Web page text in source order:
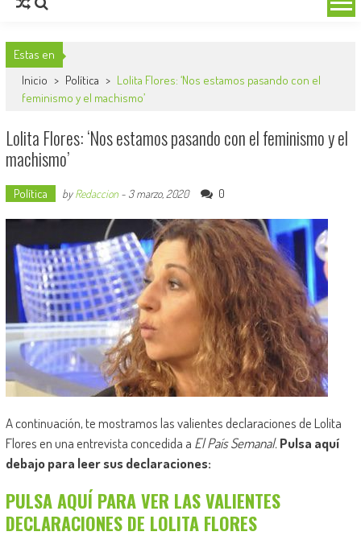
Estas en
Inicio > Política > Lolita Flores: ‘Nos estamos pasando con el
feminismo y el machismo’
Lolita Flores: ‘Nos estamos pasando con el feminismo y el
machismo’
Política byRedaccion- 3 marzo, 2020 0
A continuación, te mostramos las valientes declaraciones de Lolita
Flores en una entrevista concedida a El País Semanal. Pulsa aquí
debajo para leer sus declaraciones:
PULSA AQUÍ PARA VER LAS VALIENTES
DECLARACIONES DE LOLITA FLORES